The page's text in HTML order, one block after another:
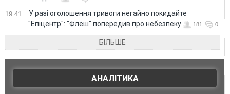
19:41
У разі оголошення тривоги негайно покидайте
"Епіцентр": "Флеш" попередив про небезпеку
181 0
БІЛЬШЕ
АНАЛІТИКА